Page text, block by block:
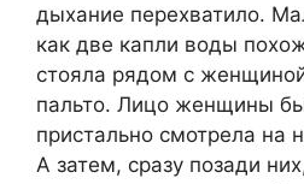
дыхание перехватило.
как две капли воды
стояла рядом с
пальто. Лицо женщины
пристально смотрела на
А затем, сразу позади